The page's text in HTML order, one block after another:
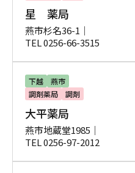
星 薬局
燕市杉名36-1｜
TEL 0256-66-3515
下越
燕市
調剤薬局
調剤
大平薬局
燕市地蔵堂1985｜
TEL 0256-97-2012